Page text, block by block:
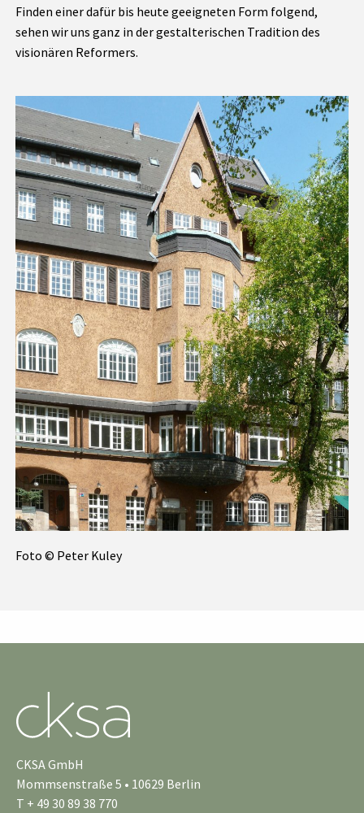
Finden einer dafür bis heute geeigneten Form folgend,
sehen wir uns ganz in der gestalterischen Tradition des
visionären Reformers.
Foto © Peter Kuley
CKSA GmbH
Mommsenstraße 5 • 10629 Berlin
T + 49 30 89 38 770